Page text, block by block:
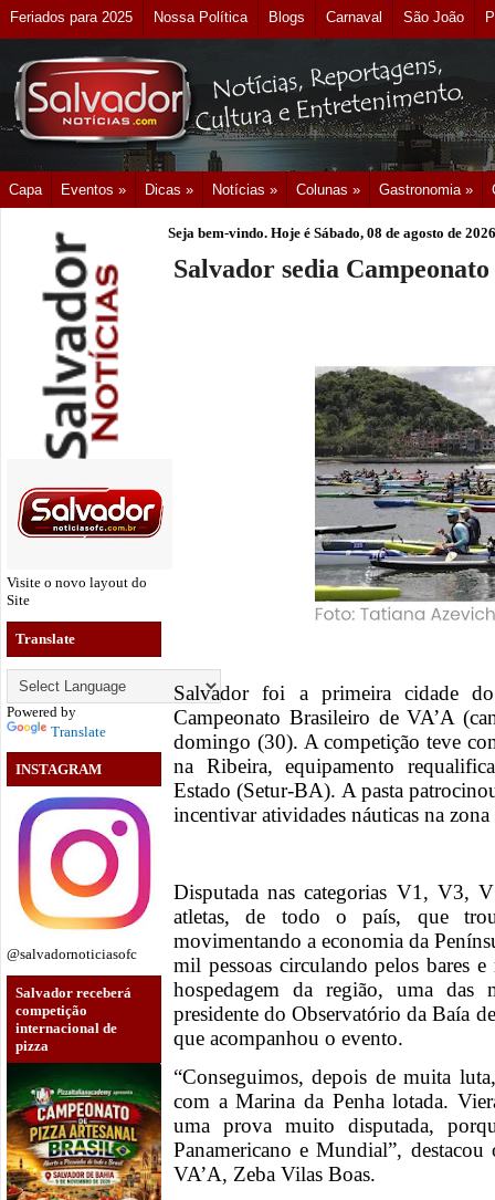
Feriados para 2025 Nossa Política Blogs Carnaval São João
Capa Eventos » Dicas » Notícias » Colunas » Gastronomia »
Visite o novo layout do
Site
Translate
Powered by
Translate
INSTAGRAM
@salvadornoticiasofc
Salvador receberá
competição
internacional de
pizza
Seja bem-vindo. Hoje é Sábado, 08 de agosto de 2026
Salvador sedia
Salvador foi a primeira cidade
Campeonato Brasileiro de VA’A
domingo (30). A competição teve
na Ribeira, equipamento
Estado (Setur-BA). A pasta
incentivar atividades náuticas na
Disputada nas categorias V1, V3,
atletas, de todo o país, que
movimentando a economia da
mil pessoas circulando pelos bares
hospedagem da região, uma das
presidente do Observatório da Baía
que acompanhou o evento.
“Conseguimos, depois de muita
com a Marina da Penha lotada.
uma prova muito disputada,
Panamericano e Mundial”,
VA’A, Zeba Vilas Boas.